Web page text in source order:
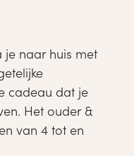
naar huis met
cadeau dat je
Het ouder &
van 4 tot en